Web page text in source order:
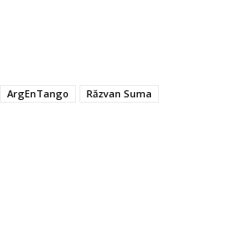
ArgEnTango
Răzvan Suma